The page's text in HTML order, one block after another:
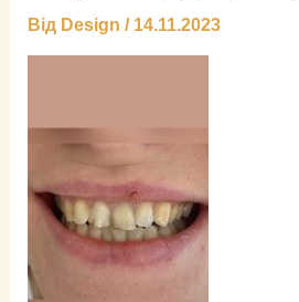
Від Design / 14.11.2023